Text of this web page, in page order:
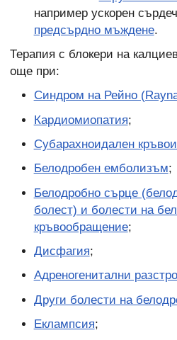
например ускорен
предсърдно мъждене.
Терапия с блокери на
още при:
Синдром на Рейно
Кардиомиопатия;
Субарахноидален
Белодробен емболизъм;
Белодробно сърце
болест) и болести на
кръвообращение;
Дисфагия;
Адреногенитални
Други болести на
Еклампсия;